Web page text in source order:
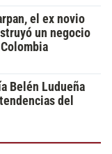
el ex novio
un negocio
Belén Ludueña
del